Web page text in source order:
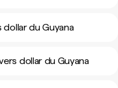
dollar du Guyana
dollar du Guyana